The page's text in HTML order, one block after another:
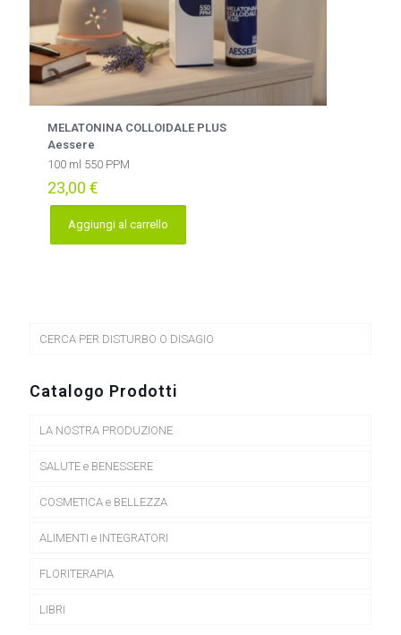
MELATONINA COLLOIDALE PLUS
Aessere
100 ml 550 PPM
23,00 €
Aggiungi al carrello
CERCA PER DISTURBO O DISAGIO
Catalogo Prodotti
LA NOSTRA PRODUZIONE
SALUTE e BENESSERE
COSMETICA e BELLEZZA
ALIMENTI e INTEGRATORI
FLORITERAPIA
LIBRI